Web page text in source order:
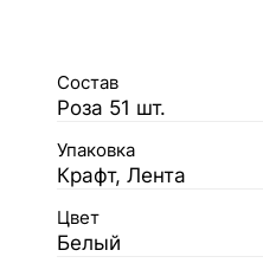
Состав
Роза 51 шт.
Упаковка
Крафт, Лента
Цвет
Белый